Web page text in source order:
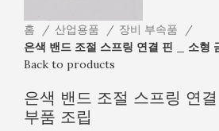
홈 산업용품
장비 부속품
은색 밴드 조절 스프링 연결 핀 _ 소형
Back to products
은색 밴드 조절 스프링 연
부품 조립